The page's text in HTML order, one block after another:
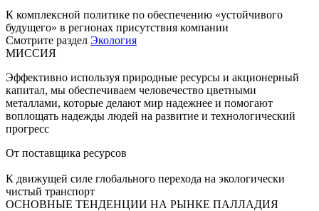
К комплексной политике по обеспечению «устойчивого
будущего» в регионах присутствия компании
Смотрите раздел Экология
МИССИЯ
Эффективно используя природные ресурсы и акционерный
капитал, мы обеспечиваем человечество цветными
металлами, которые делают мир надежнее и помогают
воплощать надежды людей на развитие и технологический
прогресс
От поставщика ресурсов
К движущей силе глобального перехода на экологически
чистый транспорт
ОСНОВНЫЕ ТЕНДЕНЦИИ НА РЫНКЕ ПАЛЛАДИЯ